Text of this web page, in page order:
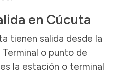
en Cúcuta
tienen salida desde la
Terminal o punto de
la estación o terminal